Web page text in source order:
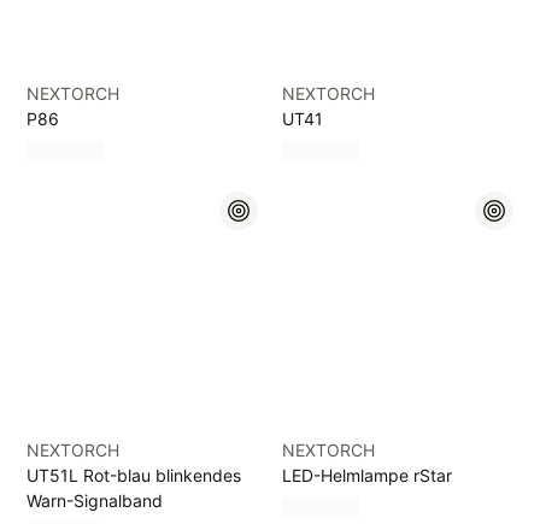
NEXTORCH
P86
NEXTORCH
UT41
NEXTORCH
UT51L Rot-blau blinkendes
Warn-Signalband
NEXTORCH
LED-Helmlampe rStar